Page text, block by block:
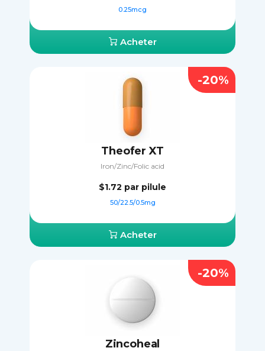
0.25mcg
Acheter
Theofer XT
Iron/Zinc/Folic acid
$1.72 par pilule
50/22.5/0.5mg
Acheter
-20%
Zincoheal
-20%